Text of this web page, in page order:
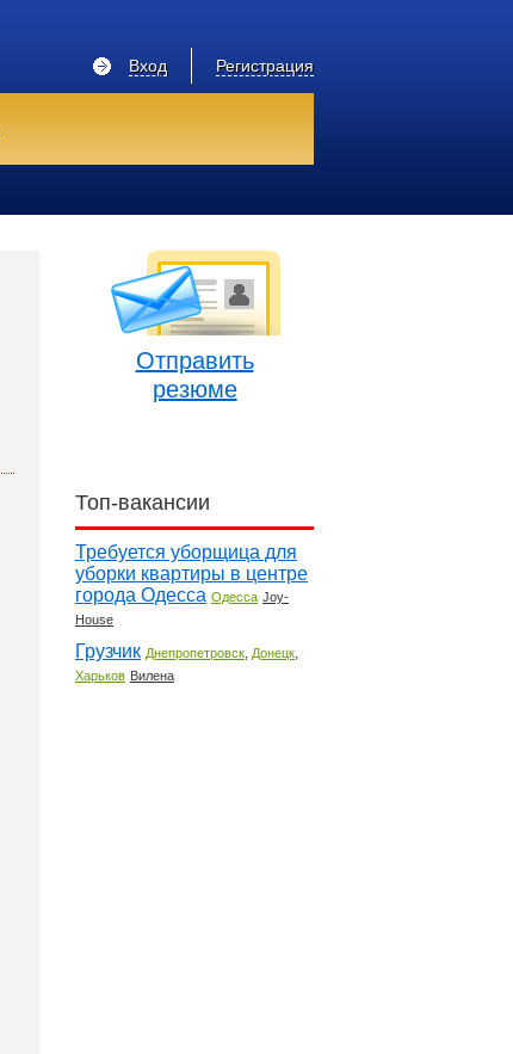
Регистрация
Вход
Отправить
резюме
Топ-вакансии
Требуется уборщица для
уборки квартиры в центре
города Одесса Одесса Joy-
House
Грузчик Днепропетровск, Донецк,
Харьков Вилена